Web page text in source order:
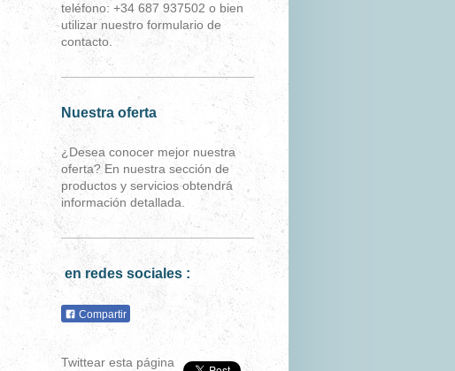
teléfono:+34 687 937502 o bien
utilizar nuestro formulario de
contacto.
Nuestra oferta
¿Desea conocer mejor nuestra
oferta? En nuestra sección de
productos y servicios obtendrá
información detallada.
en redes sociales :
Compartir
Twittear esta página